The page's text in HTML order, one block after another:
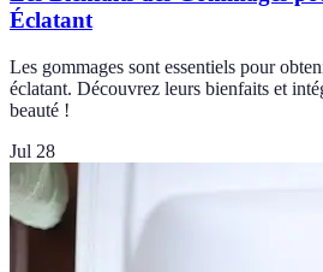
Éclatant
Les gommages sont essentiels pour
éclatant. Découvrez leurs bienfaits et
beauté !
Jul 28